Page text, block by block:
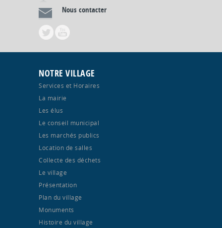
Nous contacter
NOTRE VILLAGE
Services et Horaires
La mairie
Les élus
Le conseil municipal
Les marchés publics
Location de salles
Collecte des déchets
Le village
Présentation
Plan du village
Monuments
Histoire du village